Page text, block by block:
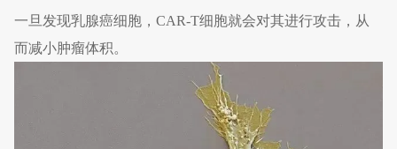
一旦发现乳腺癌细胞，CAR-T细胞就会对其进行攻击，从
而减小肿瘤体积。